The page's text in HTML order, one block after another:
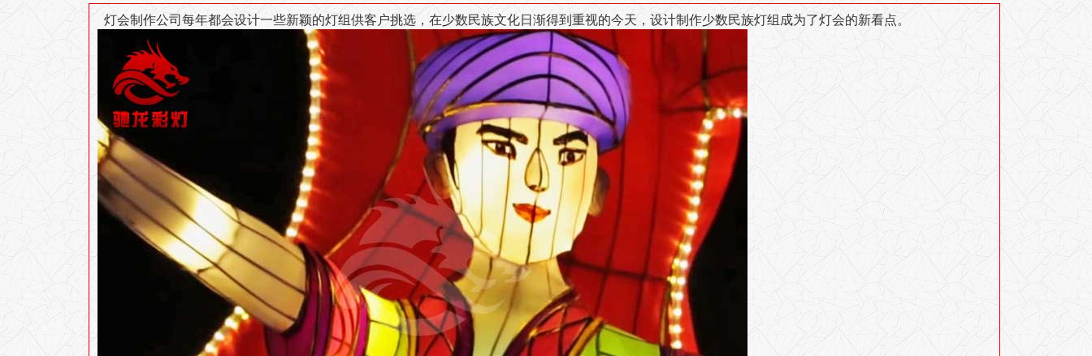
灯会制作公司每年都会设计一些新颖的灯组供客户挑选，在少数民族文化日渐得到重视的今天，设计制作少数民族灯组成为了灯会的新看点。